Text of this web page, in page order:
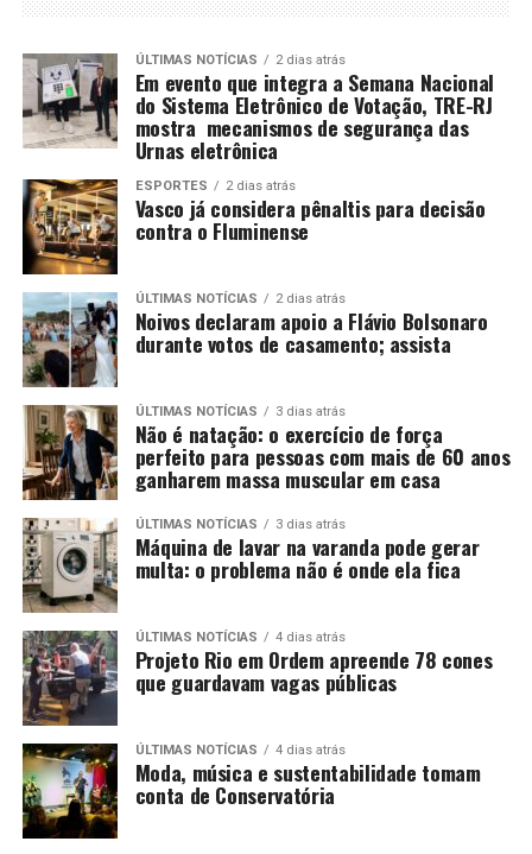
ÚLTIMAS NOTÍCIAS 2 dias atrás
Em evento que integra a Semana Nacional
do Sistema Eletrônico de Votação, TRE-RJ
mostra mecanismos de segurança das
Urnas eletrônica
ESPORTES 2 dias atrás
Vasco já considera pênaltis para decisão
contra o Fluminense
ÚLTIMAS NOTÍCIAS 2 dias atrás
Noivos declaram apoio a Flávio Bolsonaro
durante votos de casamento; assista
ÚLTIMAS NOTÍCIAS 3 dias atrás
Não é natação: o exercício de força
perfeito para pessoas com mais de 60 anos
ganharem massa muscular em casa
ÚLTIMAS NOTÍCIAS 3 dias atrás
Máquina de lavar na varanda pode gerar
multa: o problema não é onde ela fica
ÚLTIMAS NOTÍCIAS 4 dias atrás
Projeto Rio em Ordem apreende 78 cones
que guardavam vagas públicas
ÚLTIMAS NOTÍCIAS 4 dias atrás
Moda, música e sustentabilidade tomam
conta de Conservatória